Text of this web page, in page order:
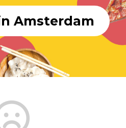
Amsterdam